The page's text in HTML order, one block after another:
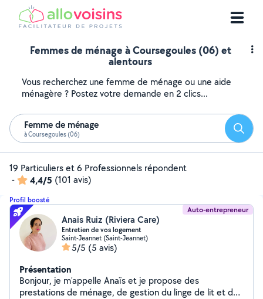
Femmes de ménage à Coursegoules (06) et
alentours
Vous recherchez une femme de ménage ou une aide
ménagère ? Postez votre demande en 2 clics...
Femme de ménage
à Coursegoules (06)
19 Particuliers et 6 Professionnels répondent
-
4,4/5 (101 avis)
Profil boosté
Auto-entrepreneur
Anais Ruiz (Riviera Care)
Entretien de vos logement
Saint-Jeannet (Saint-Jeannet)
5/5 (5 avis)
Présentation
Bonjour, je m'appelle Anaïs et je propose des
prestations de ménage, de gestion du linge de lit et de